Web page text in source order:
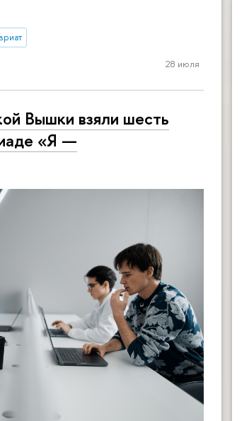
28 июля
Вышки взяли шесть
«Я —